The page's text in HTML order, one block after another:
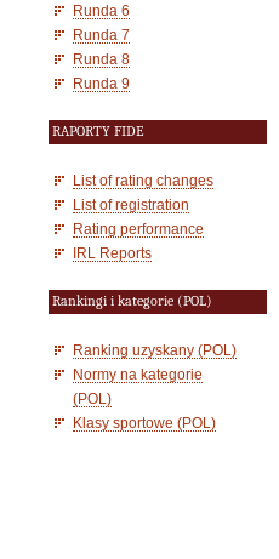
Runda 6
Runda 7
Runda 8
Runda 9
RAPORTY FIDE
List of rating changes
List of registration
Rating performance
IRL Reports
Rankingi i kategorie (POL)
Ranking uzyskany (POL)
Normy na kategorie
(POL)
Klasy sportowe (POL)